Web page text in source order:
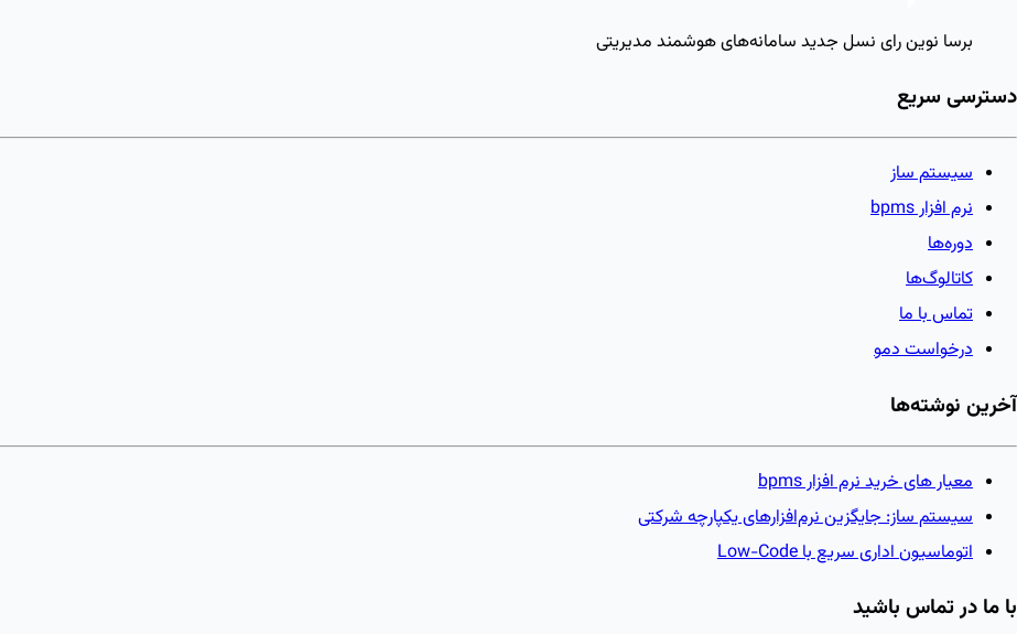
برسا نوین رای نسل جدید سامانه‌های هوشمند مدیریتی
دسترسی سریع
سیستم ساز
نرم افزار bpms
دوره‌ها
کاتالوگ‌ها
تماس با ما
درخواست دمو
آخرین نوشته‌ها
معیار های خرید نرم افزار bpms
سیستم ساز: جایگزین نرم‌افزارهای یکپارچه شرکتی
اتوماسیون اداری سریع با Low-Code
با ما در تماس باشید